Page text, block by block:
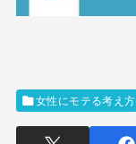
女性にモテる考え方